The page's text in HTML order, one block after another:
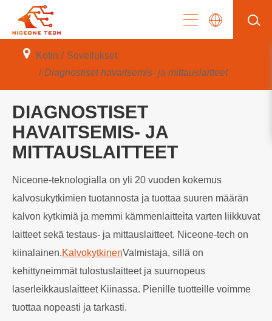
Kotin
Sovellukset
Diagnostiset havaitsemis- ja mittauslaitteet
DIAGNOSTISET
HAVAITSEMIS- JA
MITTAUSLAITTEET
Niceone-teknologialla on yli 20 vuoden kokemus
kalvosukytkimien tuotannosta ja tuottaa suuren määrän
kalvon kytkimiä ja memmi kämmenlaitteita varten liikkuvat
laitteet sekä testaus- ja mittauslaitteet. Niceone-tech on
kiinalainen.KalvokytkinenValmistaja, sillä on
kehittyneimmät tulostuslaitteet ja suurnopeus
laserleikkauslaitteet Kiinassa. Pienille tuotteille voimme
tuottaa nopeasti ja tarkasti.